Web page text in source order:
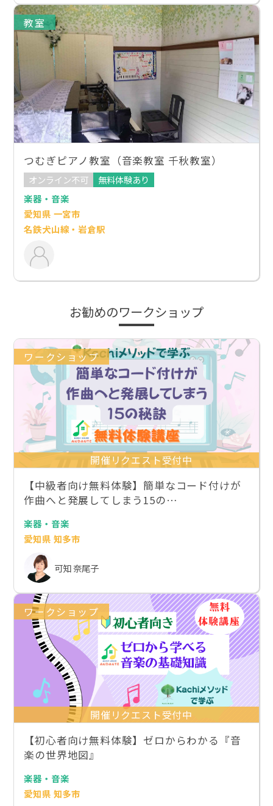
教室
つむぎピアノ教室（音楽教室 千秋教室）
オンライン不可
無料体験あり
楽器・音楽
愛知県 一宮市
名鉄犬山線・岩倉駅
お勧めのワークショップ
ワークショップ
開催リクエスト受付中
【中級者向け無料体験】簡単なコード付けが
作曲へと発展してしまう15の…
楽器・音楽
愛知県 知多市
可知 奈尾子
ワークショップ
開催リクエスト受付中
【初心者向け無料体験】ゼロからわかる『音
楽の世界地図』
楽器・音楽
愛知県 知多市